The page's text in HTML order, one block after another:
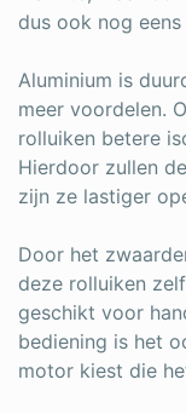
dus ook nog
Aluminium is
meer voordelen.
rolluiken betere
Hierdoor zullen
zijn ze lastiger
Door het
deze rolluiken
geschikt voor
bediening is het
motor kiest die